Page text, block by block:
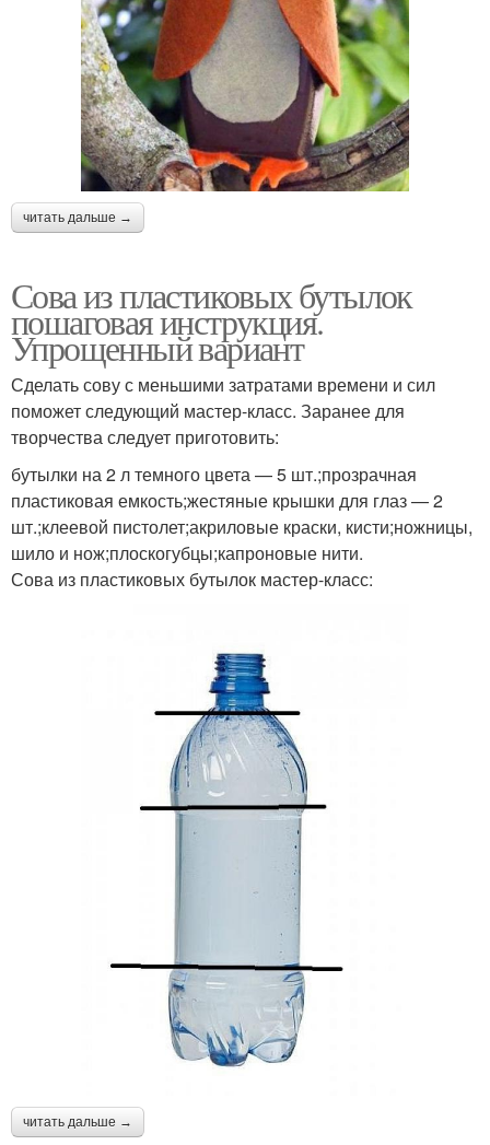
читать дальше →
Сова из пластиковых бутылок
пошаговая инструкция.
Упрощенный вариант
Сделать сову с меньшими затратами времени и сил
поможет следующий мастер-класс. Заранее для
творчества следует приготовить:
бутылки на 2 л темного цвета — 5 шт.;прозрачная
пластиковая емкость;жестяные крышки для глаз — 2
шт.;клеевой пистолет;акриловые краски, кисти;ножницы,
шило и нож;плоскогубцы;капроновые нити.
Сова из пластиковых бутылок мастер-класс:
читать дальше →